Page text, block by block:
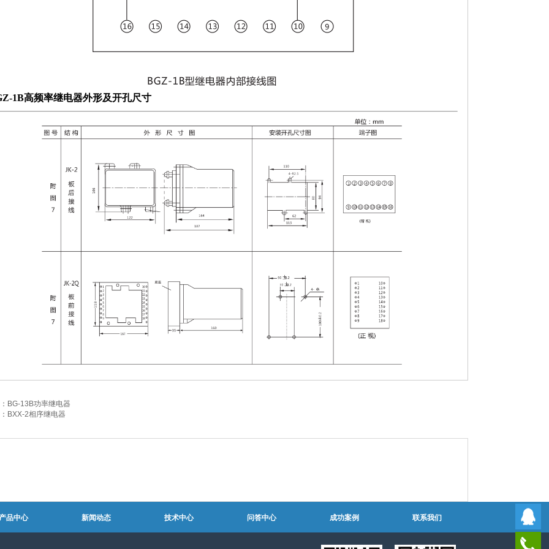
1B高频率继电器外形及开孔尺寸
BG-13B功率继电器
BXX-2相序继电器
品中心 新闻动态 技术中心 问答中心 成功案例 联系我们